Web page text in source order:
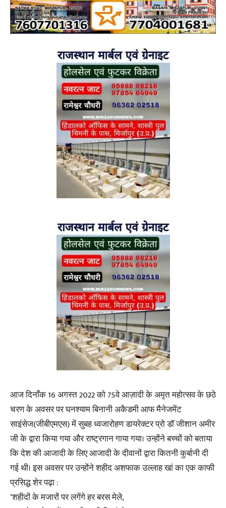
आज दिनाँक 16 अगस्त 2022 को 75वे आज़ादी के अमृत महोत्सव के छठे
चरण के अवसर पर घनश्याम बिनानी अकैडमी आफ मैनेजमेंट
साइंसेज(जीबीएमएस) में सुबह ध्वजारोहण डायरेक्टर प्रो डॉ जीशान अमीर
जी के द्वारा किया गया और राष्ट्रगान गाया गया। उन्होंने बच्चों को बताया
कि देश की आजादी के लिए आजादी के दीवानों द्वारा कितनी कुर्बानी दी
गई थी। इस अवसर पर उन्होंने शहीद अशफाक उल्लाह खां का एक काफी
प्रसिद्ध शेर पढ़ा :
‘शहीदों के मजारों पर लगेंगे हर बरस मेले,